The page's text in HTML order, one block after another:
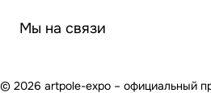
Мы на связи
© 2026 artpole-expo – официальный